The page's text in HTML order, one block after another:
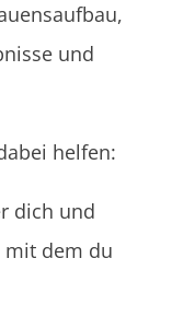
und
helfen:
dich und
mit dem du